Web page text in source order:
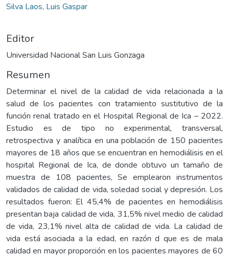
Silva Laos, Luis Gaspar
Editor
Universidad Nacional San Luis Gonzaga
Resumen
Determinar el nivel de la calidad de vida relacionada a la
salud de los pacientes con tratamiento sustitutivo de la
función renal tratado en el Hospital Regional de Ica – 2022.
Estudio es de tipo no experimental, transversal,
retrospectiva y analítica en una población de 150 pacientes
mayores de 18 años que se encuentran en hemodiálisis en el
hospital Regional de Ica, de donde obtuvo un tamaño de
muestra de 108 pacientes, Se emplearon instrumentos
validados de calidad de vida, soledad social y depresión. Los
resultados fueron: El 45,4% de pacientes en hemodiálisis
presentan baja calidad de vida, 31,5% nivel medio de calidad
de vida, 23,1% nivel alta de calidad de vida. La calidad de
vida está asociada a la edad, en razón d que es de mala
calidad en mayor proporción en los pacientes mayores de 60